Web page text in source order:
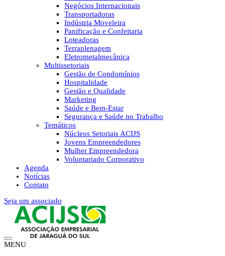
Negócios Internacionais
Transportadoras
Indústria Moveleira
Panificação e Confeitaria
Loteadoras
Terraplenagem
Eletrometalmecânica
Multissetoriais
Gestão de Condomínios
Hospitalidade
Gestão e Qualidade
Marketing
Saúde e Bem-Estar
Segurança e Saúde no Trabalho
Temáticos
Núcleos Setoriais ACIJS
Jovens Empreendedores
Mulher Empreendedora
Voluntariado Corporativo
Agenda
Notícias
Contato
Seja um associado
MENU